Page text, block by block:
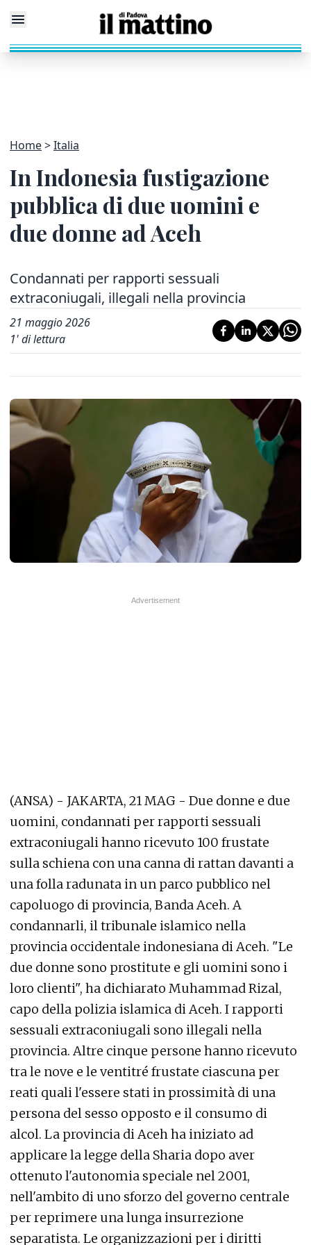
Home Italia
In Indonesia fustigazione
pubblica di due uomini e
due donne ad Aceh
Condannati per rapporti sessuali
extraconiugali, illegali nella provincia
21 maggio 2026
1' di lettura
(ANSA) - JAKARTA, 21 MAG - Due donne e due
uomini, condannati per rapporti sessuali
extraconiugali hanno ricevuto 100 frustate
sulla schiena con una canna di rattan davanti a
una folla radunata in un parco pubblico nel
capoluogo di provincia, Banda Aceh. A
condannarli, il tribunale islamico nella
provincia occidentale indonesiana di Aceh. "Le
due donne sono prostitute e gli uomini sono i
loro clienti", ha dichiarato Muhammad Rizal,
capo della polizia islamica di Aceh. I rapporti
sessuali extraconiugali sono illegali nella
provincia. Altre cinque persone hanno ricevuto
tra le nove e le ventitré frustate ciascuna per
reati quali l'essere stati in prossimità di una
persona del sesso opposto e il consumo di
alcol. La provincia di Aceh ha iniziato ad
applicare la legge della Sharia dopo aver
ottenuto l'autonomia speciale nel 2001,
nell'ambito di uno sforzo del governo centrale
per reprimere una lunga insurrezione
separatista. Le organizzazioni per i diritti